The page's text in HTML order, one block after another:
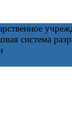
система